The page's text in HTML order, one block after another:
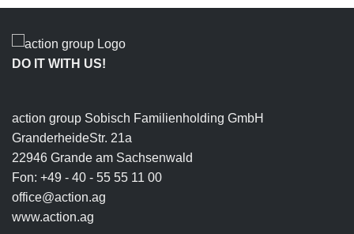
DO IT WITH US!
action group Sobisch Familienholding GmbH
GranderheideStr. 21a
22946 Grande am Sachsenwald
Fon: +49 - 40 - 55 55 11 00
office@action.ag
www.action.ag